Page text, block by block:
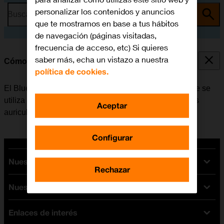
Busca por problema o tema
Cómo vincular un dispositivo Bluetooth al móvil
El Bluetooth es una forma de conexión inalámbrica que se
utiliza para establecer conexión con, por ejemplo, unos
auriculares inalámbricos o un teclado.
Nuestras tarifas
Tarifas Orange
Tarifas fibra y móvil
Tarifas móviles
Nuestros dispositivos
Ofertas en móviles
Enlaces de interés
personalizar los contenidos y anuncios
que te mostramos en base a tus hábitos
de navegación (páginas visitadas,
frecuencia de acceso, etc) Si quieres
saber más, echa un vistazo a nuestra
política de cookies.
Configurar
Rechazar
Aceptar